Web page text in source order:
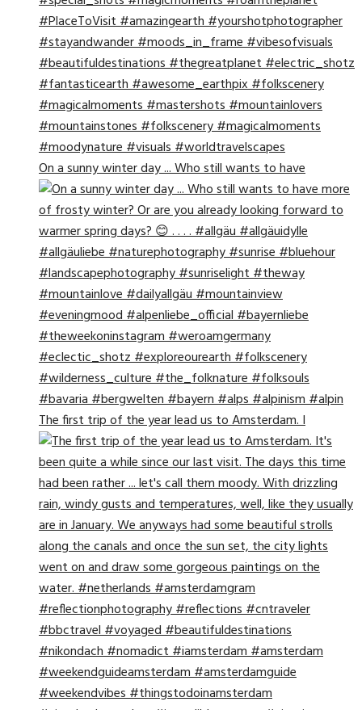
On a sunny winter day ... Who still wants to have
The first trip of the year lead us to Amsterdam. I